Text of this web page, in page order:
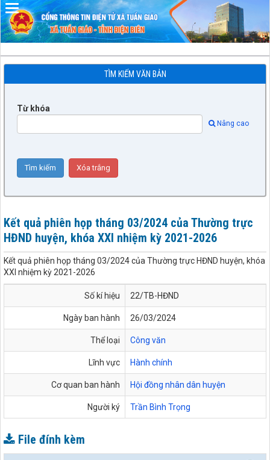
TÌM KIẾM VĂN BẢN
Từ khóa
Nâng cao
Kết quả phiên họp tháng 03/2024 của Thường trực
HĐND huyện, khóa XXI nhiệm kỳ 2021-2026
Kết quả phiên họp tháng 03/2024 của Thường trực HĐND huyện, khóa
XXI nhiệm kỳ 2021-2026
Số kí hiệu 22/TB-HĐND
Ngày ban hành 26/03/2024
Thể loại Công văn
Lĩnh vực Hành chính
Cơ quan ban hành Hội đồng nhân dân huyện
Người ký Trần Bình Trọng
File đính kèm
Đã kết nối EMC